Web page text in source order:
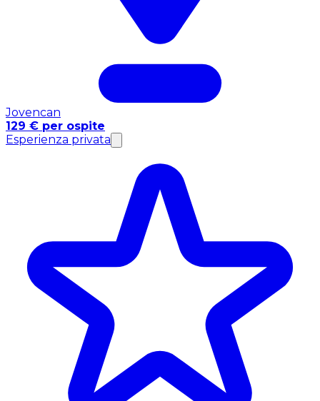
Jovencan
129 € per ospite
Esperienza privata